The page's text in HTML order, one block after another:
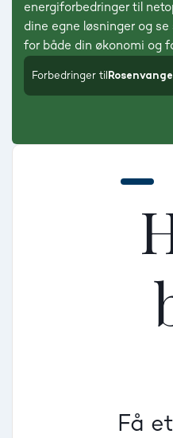
energiforbedringer til
dine egne løsninger og
for både din økonomi og
Forbedringer til
Få